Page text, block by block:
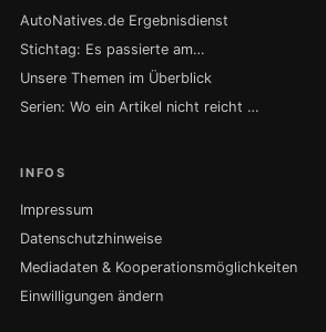
AutoNatives.de Ergebnisdienst
Stichtag: Es passierte am…
Unsere Themen im Überblick
Serien: Wo ein Artikel nicht reicht …
INFOS
Impressum
Datenschutzhinweise
Mediadaten & Kooperationsmöglichkeiten
Einwilligungen ändern